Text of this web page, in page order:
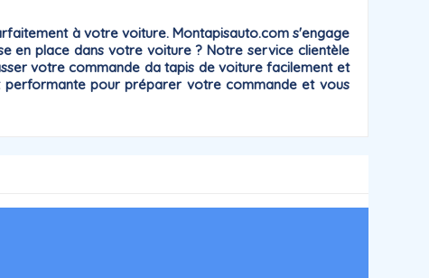
à votre voiture. Montapisauto.com s'engage
en place dans votre voiture ? Notre service clientèle
votre commande da tapis de voiture facilement et
performante pour préparer votre commande et vous